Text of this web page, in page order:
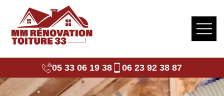
05 33 06 19 38 06 23 92 38 87